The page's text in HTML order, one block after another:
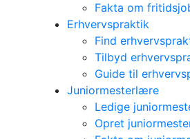
Fakta om
Erhvervspraktik
Find
Tilbyd
Guide til
Juniormesterlære
Ledige
Opret